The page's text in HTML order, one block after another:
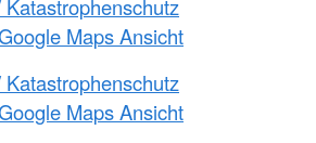
Maps Ansicht
Maps Ansicht